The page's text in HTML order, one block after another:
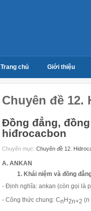
Trang chủ Giới thiệu
Chuyên đề 12.
Đồng đẳng,
hiđrocacbon
Chuyên mục: Chuyên đề 12.
A. ANKAN
1. Khái niệm và đồng
- Định nghĩa: ankan (còn gọi là
- Công thức chung: Cn H2n+2 (n